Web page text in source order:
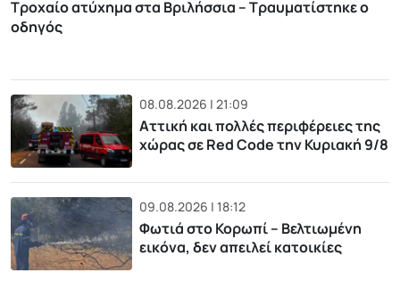
Τροχαίο ατύχημα στα Βριλήσσια – Τραυματίστηκε ο
οδηγός
08.08.2026 | 21:09
Αττική και πολλές περιφέρειες της
χώρας σε Red Code την Κυριακή 9/8
09.08.2026 | 18:12
Φωτιά στο Κορωπί – Βελτιωμένη
εικόνα, δεν απειλεί κατοικίες